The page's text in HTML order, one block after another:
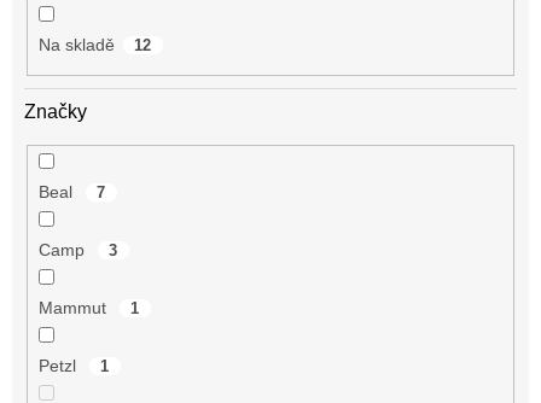
Na skladě 12
Značky
Beal 7
Camp 3
Mammut 1
Petzl 1